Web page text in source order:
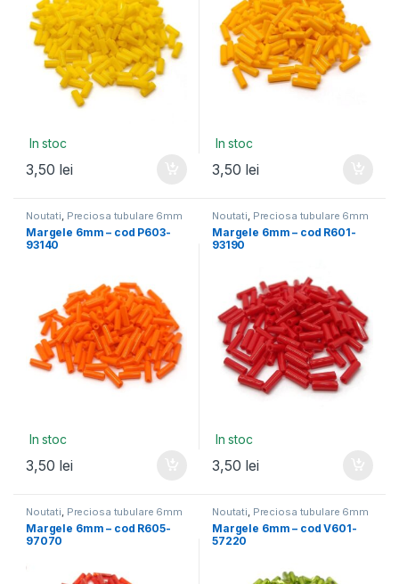
In stoc
3,50 lei
In stoc
3,50 lei
Noutati, Preciosa tubulare 6mm
Margele 6mm – cod P603-
93140
In stoc
3,50 lei
Noutati, Preciosa tubulare 6mm
Margele 6mm – cod R601-
93190
In stoc
3,50 lei
Noutati, Preciosa tubulare 6mm
Margele 6mm – cod R605-
97070
Noutati, Preciosa tubulare 6mm
Margele 6mm – cod V601-
57220